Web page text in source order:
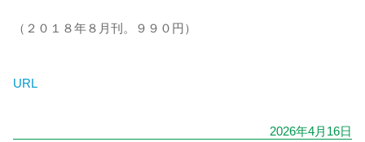
（２０１８年８月刊。９９０円）
URL
2026年4月16日